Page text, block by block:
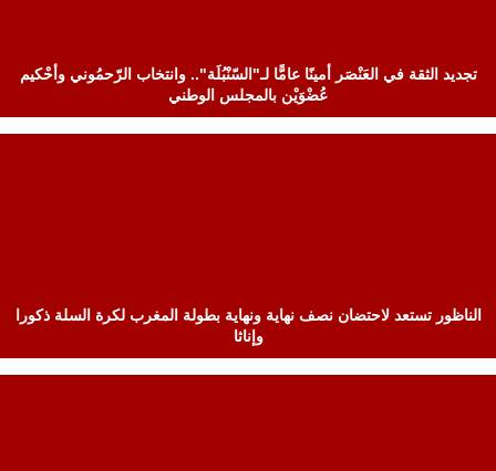
تجديد الثقة في العَنْصَر أمينًا عامًّا لـ"السّنْبُلَة".. وانتخاب الرّحمُوني وأحْكيم
عُضْوَيْن بالمجلس الوطني
الناظور تستعد لاحتضان نصف نهاية ونهاية بطولة المغرب لكرة السلة ذكورا
وإناثا